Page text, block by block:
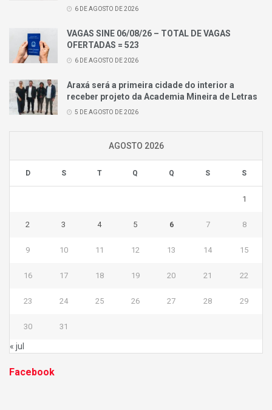
6 DE AGOSTO DE 2026
VAGAS SINE 06/08/26 – TOTAL DE VAGAS
OFERTADAS = 523
6 DE AGOSTO DE 2026
Araxá será a primeira cidade do interior a
receber projeto da Academia Mineira de Letras
5 DE AGOSTO DE 2026
AGOSTO 2026
D S T Q Q S S
1
2 3 4 5 6 7 8
9 10 11 12 13 14 15
16 17 18 19 20 21 22
23 24 25 26 27 28 29
30 31
« jul
Facebook